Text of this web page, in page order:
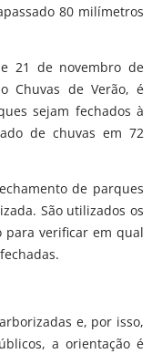
80 milímetros
21 de novembro de
Chuvas de Verão, é
sejam fechados à
de chuvas em 72
de parques
São utilizados os
para verificar em qual
e, por isso,
a orientação é